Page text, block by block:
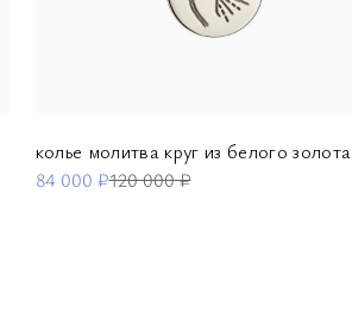
колье молитва круг из белого золота
84 000 ₽120 000 ₽